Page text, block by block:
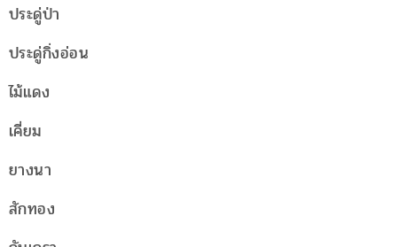
ประดู่ป่า
ประดู่กิ่งอ่อน
ไม้แดง
เคี่ยม
ยางนา
สักทอง